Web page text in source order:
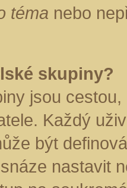
téma nebo
skupiny?
jsou
Každý
být
nastavit